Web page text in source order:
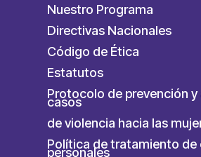
Nuestro Programa
Directivas Nacionales
Código de Ética
Estatutos
Protocolo de prevención y
casos
de violencia hacia las
Política de tratamiento de
personales